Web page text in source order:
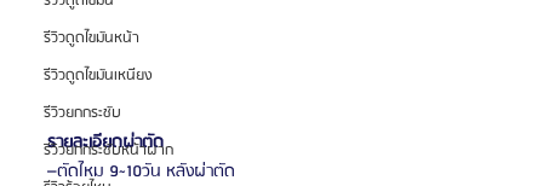
รีวิวดูดไขมันหน้า
รีวิวดูดไขมันเหนียง
รีวิวยกกระชับ
รีวิวยกกระชับหน้าผาก
รายละเอียดผ่าตัด
–ตัดไหม 9~10วัน หลังผ่าตัด